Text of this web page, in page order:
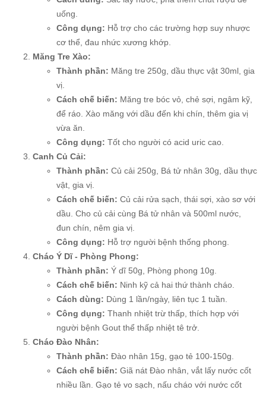
uống.
Công dụng: Hỗ trợ cho các trường hợp suy nhược
cơ thể, đau nhức xương khớp.
Măng Tre Xào:
Thành phần: Măng tre 250g, dầu thực vật 30ml, gia
vị.
Cách chế biến: Măng tre bóc vỏ, chẻ sợi, ngâm kỹ,
để ráo. Xào măng với dầu đến khi chín, thêm gia vị
vừa ăn.
Công dụng: Tốt cho người có acid uric cao.
Canh Củ Cải:
Thành phần: Củ cải 250g, Bá tử nhân 30g, dầu thực
vật, gia vị.
Cách chế biến: Củ cải rửa sạch, thái sợi, xào sơ với
dầu. Cho củ cải cùng Bá tử nhân và 500ml nước,
đun chín, nêm gia vị.
Công dụng: Hỗ trợ người bệnh thống phong.
Cháo Ý Dĩ - Phòng Phong:
Thành phần: Ý dĩ 50g, Phòng phong 10g.
Cách chế biến: Ninh kỹ cả hai thứ thành cháo.
Cách dùng: Dùng 1 lần/ngày, liên tục 1 tuần.
Công dụng: Thanh nhiệt trừ thấp, thích hợp với
người bệnh Gout thể thấp nhiệt tê trở.
Cháo Đào Nhân:
Thành phần: Đào nhân 15g, gạo tẻ 100-150g.
Cách chế biến: Giã nát Đào nhân, vắt lấy nước cốt
nhiều lần. Gạo tẻ vo sạch, nấu cháo với nước cốt